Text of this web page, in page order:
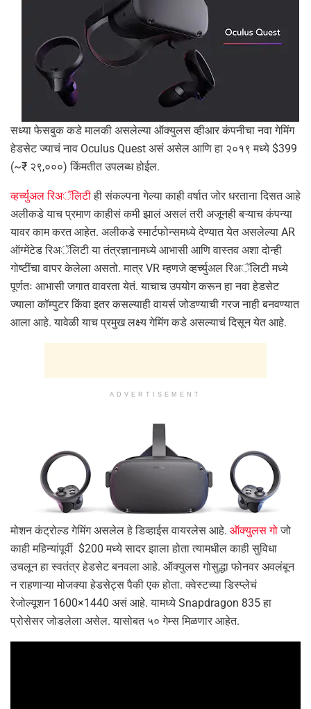
सध्या फेसबुक कडे मालकी असलेल्या ऑक्युलस व्हीआर कंपनीचा नवा गेमिंग
हेडसेट ज्याचं नाव Oculus Quest असं असेल आणि हा २०१९ मध्ये $399
(~₹ २९,०००) किंमतीत उपलब्ध होईल.
व्हर्च्युअल रिअॅलिटीही संकल्पना गेल्या काही वर्षात जोर धरताना दिसत आहे
अलीकडे याच प्रमाण काहीसं कमी झालं असलं तरी अजूनही बऱ्याच कंपन्या
यावर काम करत आहेत. अलीकडे स्मार्टफोन्समध्ये देण्यात येत असलेल्या AR
ऑग्मेंटेड रिअॅलिटी या तंत्रज्ञानामध्ये आभासी आणि वास्तव अशा दोन्ही
गोष्टींचा वापर केलेला असतो. मात्र VR म्हणजे व्हर्च्युअल रिअॅलिटी मध्ये
पूर्णतः आभासी जगात वावरता येतं. याचाच उपयोग करून हा नवा हेडसेट
ज्याला कॉम्पुटर किंवा इतर कसल्याही वायर्स जोडण्याची गरज नाही बनवण्यात
आला आहे. यावेळी याच प्रमुख लक्ष्य गेमिंग कडे असल्याचं दिसून येत आहे.
ADVERTISEMENT
मोशन कंट्रोल्ड गेमिंग असलेल हे डिव्हाईस वायरलेस आहे. ऑक्युलस गोजो
काही महिन्यांपूर्वी $200 मध्ये सादर झाला होता त्यामधील काही सुविधा
उचलून हा स्वतंत्र हेडसेट बनवला आहे. ऑक्युलस गोसुद्धा फोनवर अवलंबून
न राहणाऱ्या मोजक्या हेडसेट्स पैकी एक होता. क्वेस्टच्या डिस्प्लेचं
रेजोल्यूशन 1600×1440 असं आहे. यामध्ये Snapdragon 835 हा
प्रोसेसर जोडलेला असेल. यासोबत ५० गेम्स मिळणार आहेत.